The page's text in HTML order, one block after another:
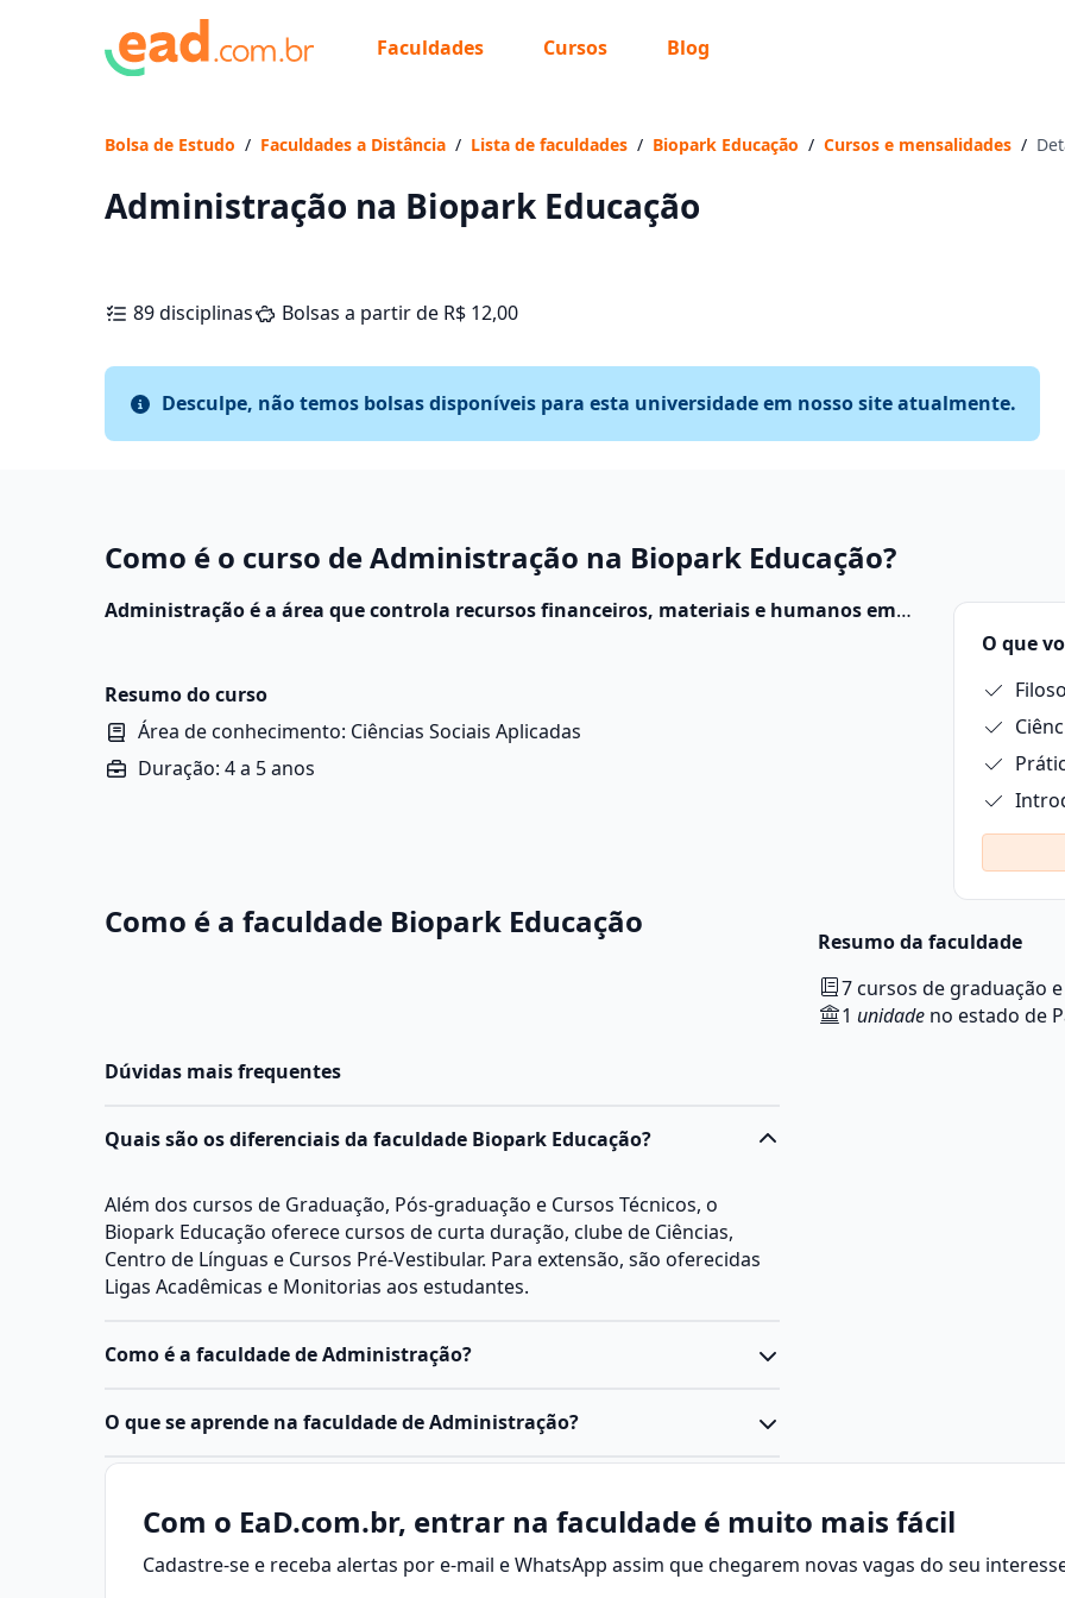
Faculdades Cursos Blog
Bolsa de Estudo / Faculdades a Distância / Lista de faculdades / Biopark Educação / Cursos e mensalidades /
Administração na Biopark Educação
89 disciplinas Bolsas a partir de R$ 12,00
Desculpe, não temos bolsas disponíveis para esta universidade em nosso site atualmente.
Como é o curso de Administração na Biopark Educação?
Administração é a área que controla recursos financeiros, materiais e humanos em
Resumo do curso
Área de conhecimento: Ciências Sociais Aplicadas
Duração: 4 a 5 anos
O que
Como é a faculdade Biopark Educação
Resumo da faculdade
7 cursos de graduação
1 unidade no estado de
Dúvidas mais frequentes
Quais são os diferenciais da faculdade Biopark Educação?
Além dos cursos de Graduação, Pós-graduação e Cursos Técnicos, o
Biopark Educação oferece cursos de curta duração, clube de Ciências,
Centro de Línguas e Cursos Pré-Vestibular. Para extensão, são oferecidas
Ligas Acadêmicas e Monitorias aos estudantes.
Como é a faculdade de Administração?
A Administraçãoé distribuída entre diferentes áreas, com finalidades
Recursos Humanos
desenvolvimento profissional, avaliação de desempenho erelações
trabalhistas, visando o alinhamento dos colaboradores com os objetivos
O que se aprende na faculdade de Administração?
humanos em empresas, adotando estratégias para o alcance das
Suas práticas envolvem análise de custos,
otimização de desempenho e planejamento técnico.
Com o EaD.com.br, entrar na faculdade é muito mais fácil
Cadastre-se e receba alertas por e-mail e WhatsApp assim que chegarem novas vagas do seu